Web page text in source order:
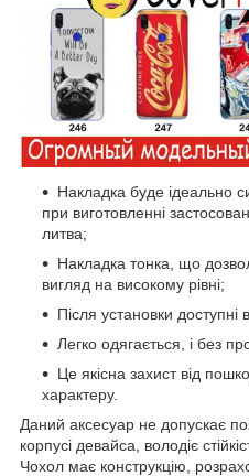
Накладка буде ідеально
при виготовленні
литва;
Накладка тонка, що
вигляд на високому рівні;
Після установки
Легко одягається, і без
Це якісна захист від
характеру.
Даний аксесуар не допускає
корпусі девайса, володіє
Чохол має конструкцію,